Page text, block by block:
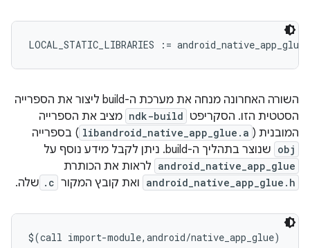
השורה האחרונה מנחה את מערכת ה-build ליצור את הספרייה
הסטטית הזו. הסקריפט ndk-build מציב את הספרייה
המובנית ( libandroid_native_app_glue.a ) בספרייה
obj שנוצר בתהליך ה-build. ניתן לקבל מידע נוסף על
android_native_app_glue לראות את הכותרת
android_native_app_glue.h ואת קובץ המקור .c שלה.